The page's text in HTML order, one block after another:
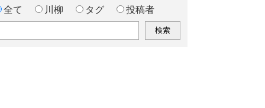
全て 川柳 タグ 投稿者